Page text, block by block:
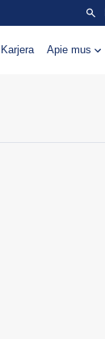
Karjera Apie mus